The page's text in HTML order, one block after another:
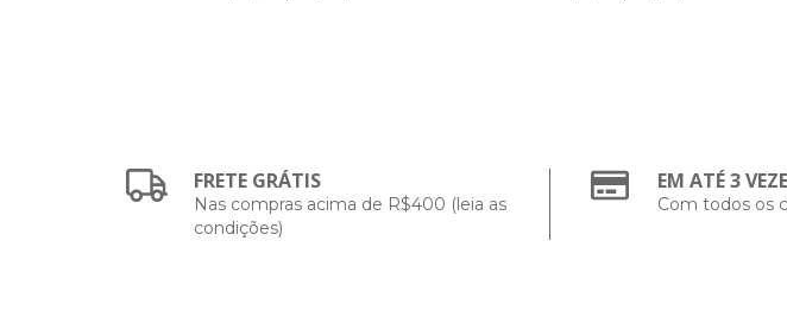
FRETE GRÁTIS
Nas compras acima de R$400 (leia as
condições)
EM ATÉ 3
Com todos os